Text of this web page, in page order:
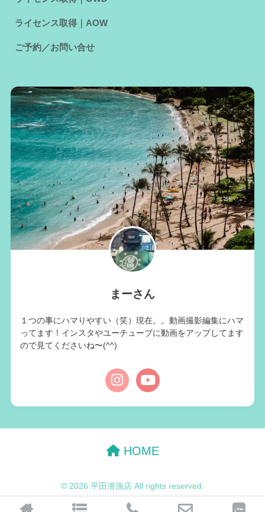
ライセンス取得｜AOW
ご予約／お問い合せ
まーさん
１つの事にハマりやすい（笑）現在。。動画撮影編集にハマ
ってます！インスタやユーチューブに動画をアップしてます
ので見てくださいね〜(^^)
HOME
© 2026 平田潜漁店 All rights reserved.